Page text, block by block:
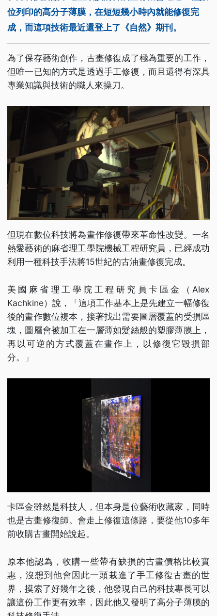
位列印的高分子薄膜，在短短幾小時內就能修復完
成，而這項技術最近還登上了《自然》期刊。
為了保存藝術創作，古畫修復成了極為重要的工作，
但唯一已知的方式是透過手工修復，而且還得有深具
專業知識與技術的職人來操刀。
但現在數位科技將為畫作修復帶來革命性改變。一名
熱愛藝術的麻省理工學院機械工程研究員，已經成功
利用一種科技手法將15世紀的古油畫修復完成。
美國麻省理工學院工程研究員卡區金（Alex
Kachkine）說，「這項工作基本上是先建立一幅修復
後的畫作數位複本，接著找出需要圖層覆蓋的受損區
塊，圖層會被加工在一層薄如髮絲般的塑膠薄膜上，
再以可逆的方式覆蓋在畫作上，以修復它毀損部
分。」
卡區金雖然是科技人，但本身是位藝術收藏家，同時
也是古畫修復師。會走上修復這條路，要從他10多年
前收購古畫開始說起。
原本他認為，收購一些帶有缺損的古畫價格比較實
惠，沒想到他會因此一頭栽進了手工修復古畫的世
界，摸索了好幾年之後，他發現自己的科技專長可以
讓這份工作更有效率，因此他又發明了高分子薄膜的